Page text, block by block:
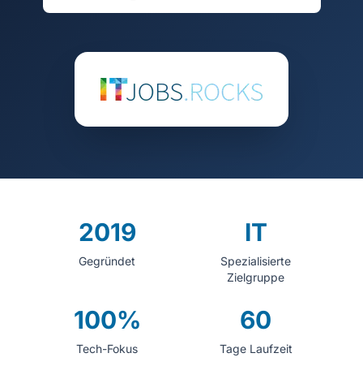
2019
Gegründet
IT
Spezialisierte
Zielgruppe
100%
Tech-Fokus
60
Tage Laufzeit